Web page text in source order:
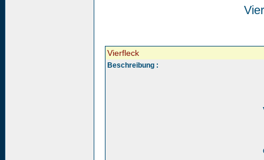
Vierfleck
Beschreibung :